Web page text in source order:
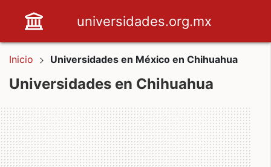
universidades.org.mx
Inicio Universidades en México en Chihuahua
Universidades en Chihuahua